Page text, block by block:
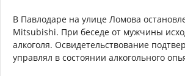
В Павлодаре на улице Ломова
Mitsubishi. При беседе от мужчины
алкоголя. Освидетельствование
управлял в состоянии алкогольного